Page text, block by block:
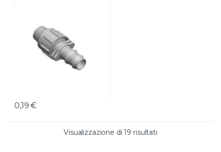
0,19€
Visualizzazione di 19 risultatiValutazione media